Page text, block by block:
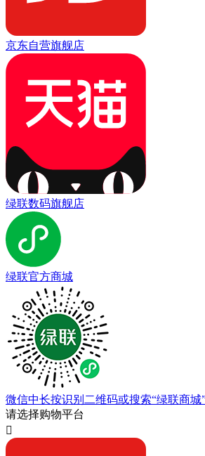
京东自营旗舰店
绿联数码旗舰店
绿联官方商城
微信中长按识别二维码或搜索“绿联商城
请选择购物平台
